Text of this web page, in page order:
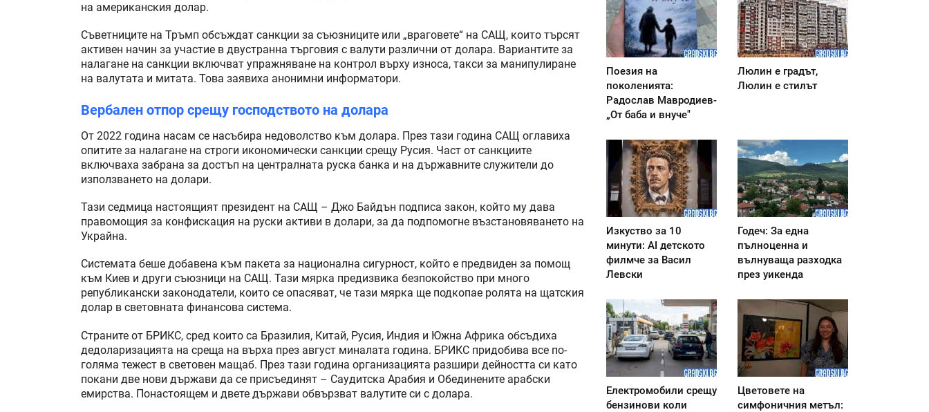
на американския долар.
Съветниците на Тръмп обсъждат санкции за съюзниците или „враговете“ на САЩ, които търсят
активен начин за участие в двустранна търговия с валути различни от долара. Вариантите за
налагане на санкции включват упражняване на контрол върху износа, такси за манипулиране
на валутата и митата. Това заявиха анонимни информатори.
Вербален отпор срещу господството на долара
От 2022 година насам се насъбира недоволство към долара. През тази година САЩ оглавиха
опитите за налагане на строги икономически санкции срещу Русия. Част от санкциите
включваха забрана за достъп на централната руска банка и на държавните служители до
използването на долари.
Тази седмица настоящият президент на САЩ – Джо Байдън подписа закон, който му дава
правомощия за конфискация на руски активи в долари, за да подпомогне възстановяването на
Украйна.
Системата беше добавена към пакета за национална сигурност, който е предвиден за помощ
към Киев и други съюзници на САЩ. Тази мярка предизвика безпокойство при много
републикански законодатели, които се опасяват, че тази мярка ще подкопае ролята на щатския
долар в световната финансова система.
Страните от БРИКС, сред които са Бразилия, Китай, Русия, Индия и Южна Африка обсъдиха
дедоларизацията на среща на върха през август миналата година. БРИКС придобива все по-
голяма тежест в световен мащаб. През тази година организацията разшири дейността си като
покани две нови държави да се присъединят – Саудитска Арабия и Обединените арабски
емирства. Понастоящем и двете държави обвързват валутите си с долара.
Поезия на
поколенията:
Радослав Мавродиев-
„От баба и внуче"
Люлин е градът,
Люлин е стилът
Изкуство за 10
минути: AI детското
филмче за Васил
Левски
Годеч: За една
пълноценна и
вълнуваща разходка
през уикенда
Електромобили срещу
бензинови коли
Цветовете на
симфоничния метъл: